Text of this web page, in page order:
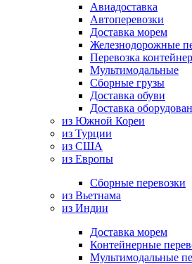
Авиадоставка
Автоперевозки
Доставка морем
Железнодорожные
Перевозка
Мультимодальные
Сборные грузы
Доставка обуви
Доставка
из Южной Кореи
из Турции
из США
из Европы
Сборные перевозки
из Вьетнама
из Индии
Доставка морем
Контейнерные
Мультимодальные